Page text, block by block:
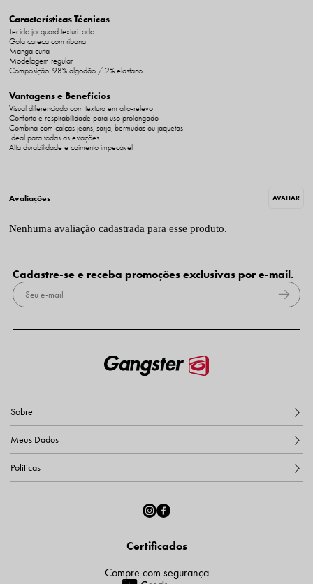
Características Técnicas
Tecido jacquard texturizado
Gola careca com ribana
Manga curta
Modelagem regular
Composição: 98% algodão / 2% elastano
Vantagens e Benefícios
Visual diferenciado com textura em alto-relevo
Conforto e respirabilidade para uso prolongado
Combina com calças jeans, sarja, bermudas ou jaquetas
Ideal para todas as estações
Alta durabilidade e caimento impecável
Nenhuma avaliação cadastrada para esse produto.
Cadastre-se e receba promoções exclusivas por e-mail.
Certificados
Compre com segurança
Sobre
Meus Dados
Políticas